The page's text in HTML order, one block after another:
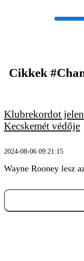
Cikkek
Klubrekordot
Kecskemét védője
2024-08-06 09:21:15
Wayne Rooney lesz